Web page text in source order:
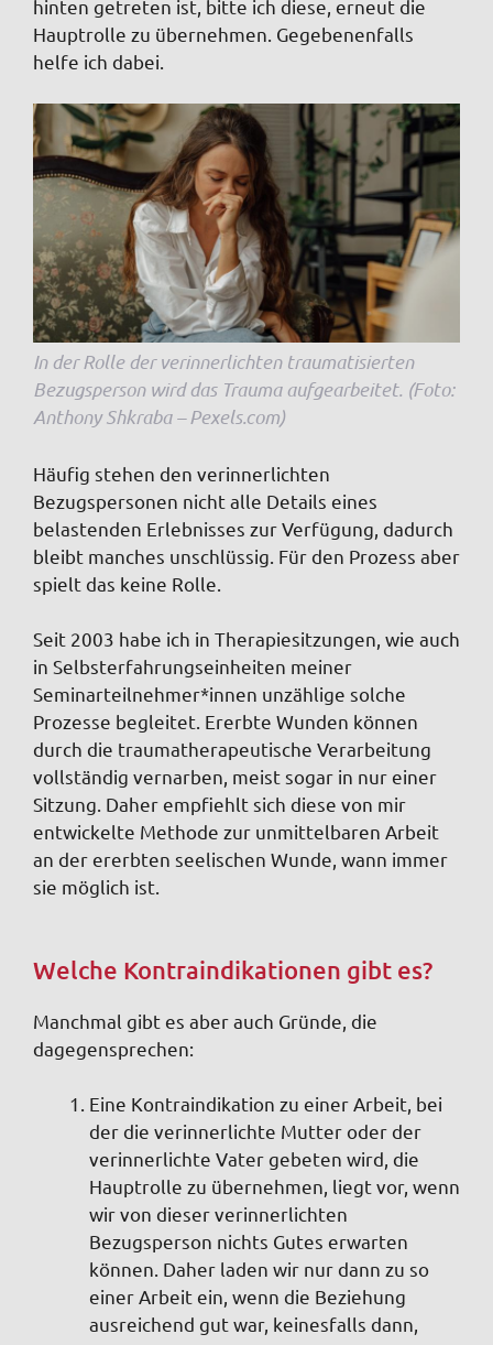
hinten getreten ist, bitte ich diese, erneut die
Hauptrolle zu übernehmen. Gegebenenfalls
helfe ich dabei.
In der Rolle der verinnerlichten traumatisierten
Bezugsperson wird das Trauma aufgearbeitet. (Foto:
Anthony Shkraba – Pexels.com)
Häufig stehen den verinnerlichten
Bezugspersonen nicht alle Details eines
belastenden Erlebnisses zur Verfügung, dadurch
bleibt manches unschlüssig. Für den Prozess aber
spielt das keine Rolle.
Seit 2003 habe ich in Therapiesitzungen, wie auch
in Selbsterfahrungseinheiten meiner
Seminarteilnehmer*innen unzählige solche
Prozesse begleitet. Ererbte Wunden können
durch die traumatherapeutische Verarbeitung
vollständig vernarben, meist sogar in nur einer
Sitzung. Daher empfiehlt sich diese von mir
entwickelte Methode zur unmittelbaren Arbeit
an der ererbten seelischen Wunde, wann immer
sie möglich ist.
Welche Kontraindikationen gibt es?
Manchmal gibt es aber auch Gründe, die
dagegensprechen:
Eine Kontraindikation zu einer Arbeit, bei
der die verinnerlichte Mutter oder der
verinnerlichte Vater gebeten wird, die
Hauptrolle zu übernehmen, liegt vor, wenn
wir von dieser verinnerlichten
Bezugsperson nichts Gutes erwarten
können. Daher laden wir nur dann zu so
einer Arbeit ein, wenn die Beziehung
ausreichend gut war, keinesfalls dann,